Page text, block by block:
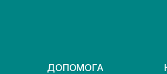
ДОПОМОГА